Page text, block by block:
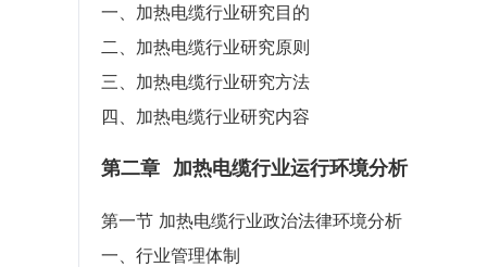
一、加热电缆行业研究目的
二、加热电缆行业研究原则
三、加热电缆行业研究方法
四、加热电缆行业研究内容
第二章 加热电缆行业运行环境分析
第一节 加热电缆行业政治法律环境分析
一、行业管理体制